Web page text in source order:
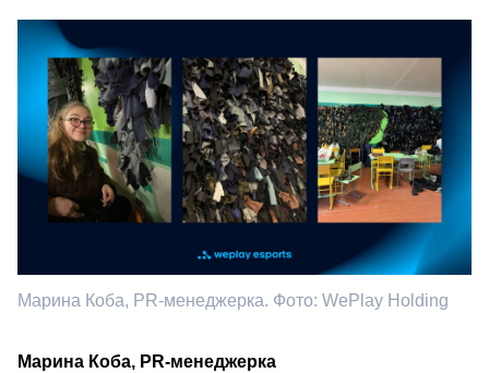
Марина Коба, PR-менеджерка. Фото: WePlay Holding
Марина Коба, PR-менеджерка